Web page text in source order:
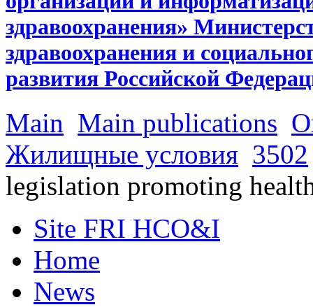
Main Main publications
Жилищные условия 3502
legislation promoting
Site FRI HCO&I
Home
News